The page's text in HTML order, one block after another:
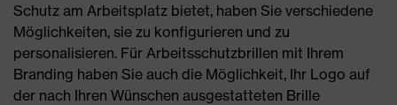
Schutz am Arbeitsplatz bietet, haben Sie verschiedene
Möglichkeiten, sie zu konfigurieren und zu
personalisieren. Für Arbeitsschutzbrillen mit Ihrem
Branding haben Sie auch die Möglichkeit, Ihr Logo auf
der nach Ihren Wünschen ausgestatteten Brille